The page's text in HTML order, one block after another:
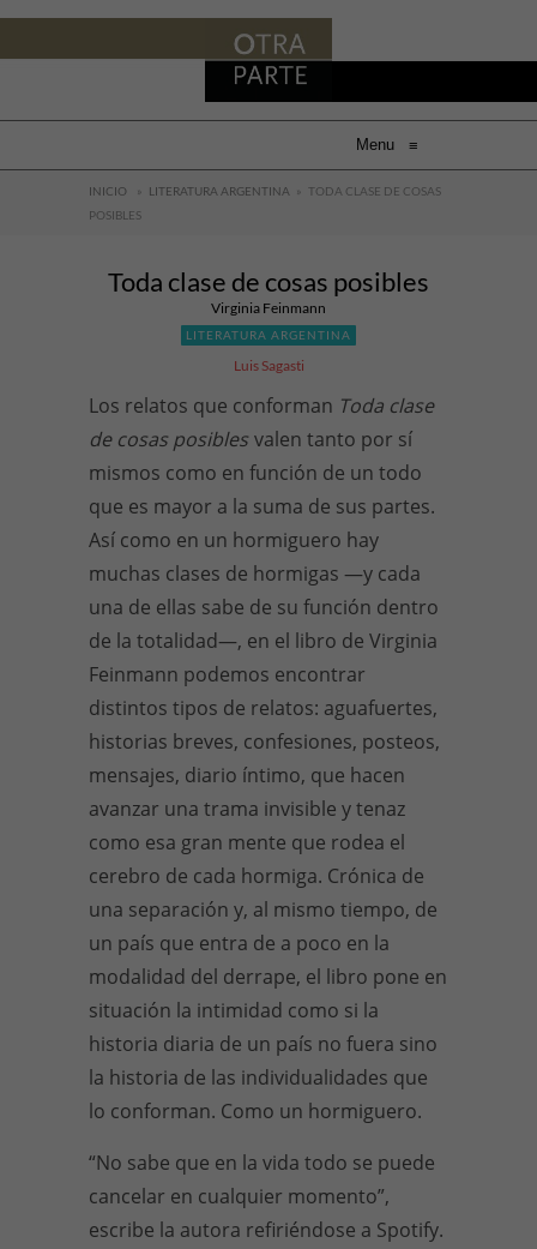
Menu ≡
INICIO » LITERATURA ARGENTINA » TODA CLASE DE COSAS
POSIBLES
Toda clase de cosas posibles
Virginia Feinmann
LITERATURA ARGENTINA
Luis Sagasti
Los relatos que conforman Toda clase
de cosas posibles valen tanto por sí
mismos como en función de un todo
que es mayor a la suma de sus partes.
Así como en un hormiguero hay
muchas clases de hormigas —y cada
una de ellas sabe de su función dentro
de la totalidad—, en el libro de Virginia
Feinmann podemos encontrar
distintos tipos de relatos: aguafuertes,
historias breves, confesiones, posteos,
mensajes, diario íntimo, que hacen
avanzar una trama invisible y tenaz
como esa gran mente que rodea el
cerebro de cada hormiga. Crónica de
una separación y, al mismo tiempo, de
un país que entra de a poco en la
modalidad del derrape, el libro pone en
situación la intimidad como si la
historia diaria de un país no fuera sino
la historia de las individualidades que
lo conforman. Como un hormiguero.
“No sabe que en la vida todo se puede
cancelar en cualquier momento”,
escribe la autora refiriéndose a Spotify.